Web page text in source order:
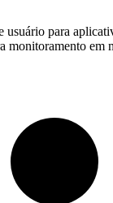
usuário para
monitoramento em